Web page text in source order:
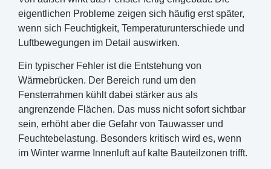
eigentlichen Probleme zeigen sich häufig erst später,
wenn sich Feuchtigkeit, Temperaturunterschiede und
Luftbewegungen im Detail auswirken.
Ein typischer Fehler ist die Entstehung von
Wärmebrücken. Der Bereich rund um den
Fensterrahmen kühlt dabei stärker aus als
angrenzende Flächen. Das muss nicht sofort sichtbar
sein, erhöht aber die Gefahr von Tauwasser und
Feuchtebelastung. Besonders kritisch wird es, wenn
im Winter warme Innenluft auf kalte Bauteilzonen trifft.